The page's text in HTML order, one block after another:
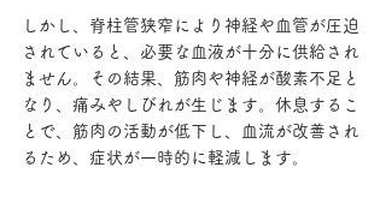
しかし、脊柱管狭窄により神経や血管が圧迫
されていると、必要な血液が十分に供給され
ません。その結果、筋肉や神経が酸素不足と
なり、痛みやしびれが生じます。休息するこ
とで、筋肉の活動が低下し、血流が改善され
るため、症状が一時的に軽減します。